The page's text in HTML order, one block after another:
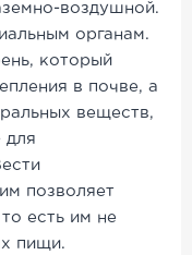
воздушной.
органам.
который
в почве, а
веществ,
для
позволяет
есть им не
пищи.